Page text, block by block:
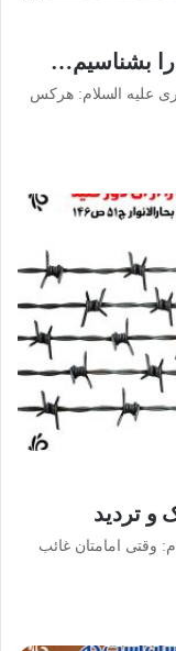
بشناسیم…
علیه السلام: هرکس
و تردید
وقتی امامتان غائب